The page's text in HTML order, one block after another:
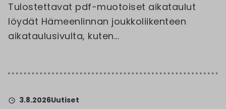
Tulostettavat pdf-muotoiset aikataulut
löydät Hämeenlinnan joukkoliikenteen
aikataulusivulta, kuten...
3.8.2026Uutiset